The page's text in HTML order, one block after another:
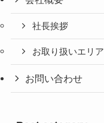
社長挨拶
お取り扱いエリア
お問い合わせ